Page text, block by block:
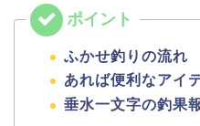
ふかせ釣りの流れ
あれば便利なアイ
垂水一文字の釣果